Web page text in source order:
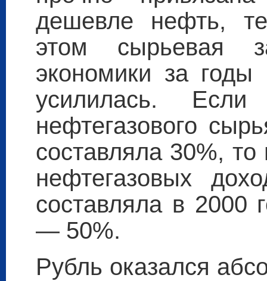
дешевле нефть,
этом сырьевая
экономики за годы
усилилась.
нефтегазового
составляла 30%,
нефтегазовых
составляла в 2000
— 50%.
Рубль оказался